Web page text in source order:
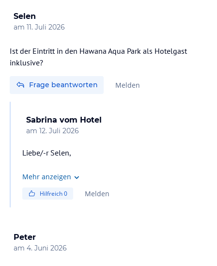
Selen
am 11. Juli 2026
Ist der Eintritt in den Hawana Aqua Park als Hotelgast
inklusive?
Frage beantworten Melden
Sabrina vom Hotel
am 12. Juli 2026
Liebe/-r Selen,
Vielen Dank für Ihre Frage. Ja, der Eintritt in den
freuen uns darauf, Sie bald im Fanar Hotel &
Mit freundlichen Grüßen,
Fanar Hotel & Residences Management Team
Mehr anzeigen
Hilfreich0 Melden
Peter
am 4. Juni 2026